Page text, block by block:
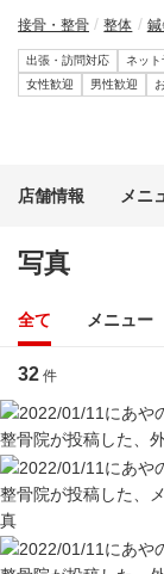
接骨・整骨 整体 鍼
出張・訪問対応 ネット
女性歓迎
男性歓迎
店舗情報 メニ
写真
全て メニュー
32 件